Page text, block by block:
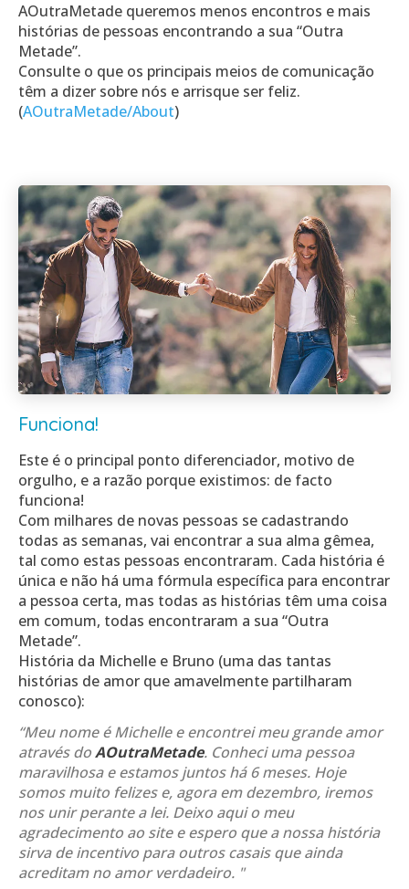
AOutraMetade queremos menos encontros e mais
histórias de pessoas encontrando a sua “Outra
Metade”.
Consulte o que os principais meios de comunicação
têm a dizer sobre nós e arrisque ser feliz.
(AOutraMetade/About)
Funciona!
Este é o principal ponto diferenciador, motivo de
orgulho, e a razão porque existimos: de facto
funciona!
Com milhares de novas pessoas se cadastrando
todas as semanas, vai encontrar a sua alma gêmea,
tal como estas pessoas encontraram. Cada história é
única e não há uma fórmula específica para encontrar
a pessoa certa, mas todas as histórias têm uma coisa
em comum, todas encontraram a sua “Outra
Metade”.
História da Michelle e Bruno (uma das tantas
histórias de amor que amavelmente partilharam
conosco):
“Meu nome é Michelle e encontrei meu grande amor
através doAOutraMetade. Conheci uma pessoa
maravilhosa e estamos juntos há 6 meses. Hoje
somos muito felizes e, agora em dezembro, iremos
nos unir perante a lei. Deixo aqui o meu
agradecimento ao site e espero que a nossa história
sirva de incentivo para outros casais que ainda
acreditam no amor verdadeiro. "